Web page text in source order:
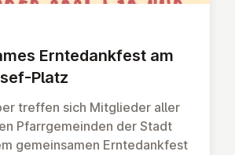
Ernte­dank­fest am
Platz
treffen sich Mitglieder aller
Pfarrgemeinden der Stadt
gemeinsamen Erntedankfest